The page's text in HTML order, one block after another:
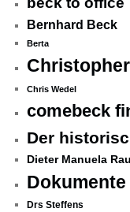
Bernhard Beck
Berta
Chris Wedel
comebeck
Der
Dieter Manuela
Dokumente
Drs Steffens